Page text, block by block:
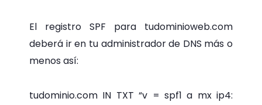
El registro SPF para tudominioweb.com
deberá ir en tu administrador de DNS más o
menos así:
tudominio.com IN TXT “v = spf1 a mx ip4: